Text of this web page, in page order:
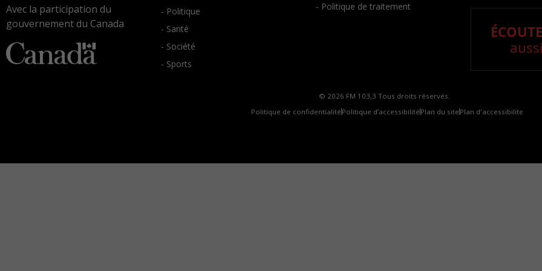
Avec la participation du
gouvernement du Canada
- Politique
- Santé
- Société
- Sports
- Politique de traitement
© 2026 FM 103,3 Tous droits réservés.
Politique de confidentialité Politique d’accessibilité Plan du site Plan d'accessibilite